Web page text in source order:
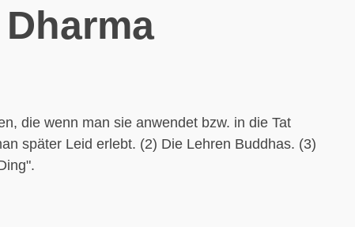
Dharma
die wenn man sie anwendet bzw. in die Tat
später Leid erlebt. (2) Die Lehren Buddhas. (3)